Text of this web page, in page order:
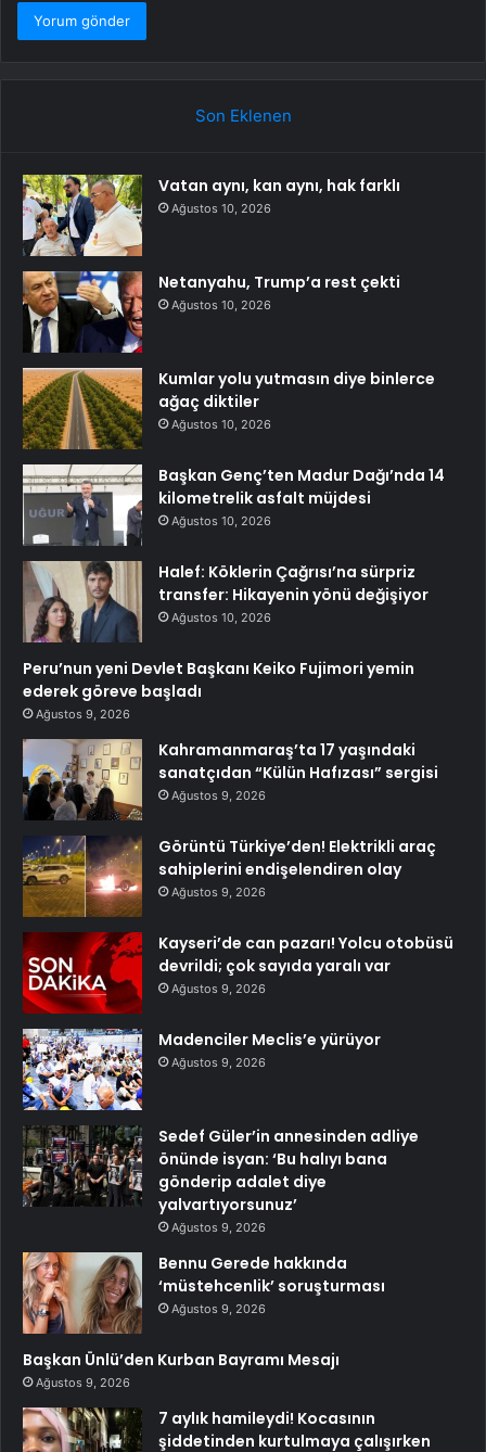
Son Eklenen
Vatan aynı, kan aynı, hak farklı
Ağustos 10, 2026
Netanyahu, Trump’a rest çekti
Ağustos 10, 2026
Kumlar yolu yutmasın diye binlerce
ağaç diktiler
Ağustos 10, 2026
Başkan Genç’ten Madur Dağı’nda 14
kilometrelik asfalt müjdesi
Ağustos 10, 2026
Halef: Köklerin Çağrısı’na sürpriz
transfer: Hikayenin yönü değişiyor
Ağustos 10, 2026
Peru’nun yeni Devlet Başkanı Keiko Fujimori yemin
ederek göreve başladı
Ağustos 9, 2026
Kahramanmaraş’ta 17 yaşındaki
sanatçıdan “Külün Hafızası” sergisi
Ağustos 9, 2026
Görüntü Türkiye’den! Elektrikli araç
sahiplerini endişelendiren olay
Ağustos 9, 2026
Kayseri’de can pazarı! Yolcu otobüsü
devrildi; çok sayıda yaralı var
Ağustos 9, 2026
Madenciler Meclis’e yürüyor
Ağustos 9, 2026
Sedef Güler’in annesinden adliye
önünde isyan: ‘Bu halıyı bana
gönderip adalet diye
yalvartıyorsunuz’
Ağustos 9, 2026
Bennu Gerede hakkında
‘müstehcenlik’ soruşturması
Ağustos 9, 2026
Başkan Ünlü’den Kurban Bayramı Mesajı
Ağustos 9, 2026
7 aylık hamileydi! Kocasının
şiddetinden kurtulmaya çalışırken